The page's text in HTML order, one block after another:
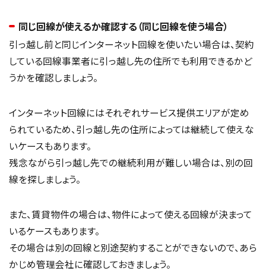
同じ回線が使えるか確認する（同じ回線を使う場合）
引っ越し前と同じインターネット回線を使いたい場合は、契約
している回線事業者に引っ越し先の住所でも利用できるかど
うかを確認しましょう。
インターネット回線にはそれぞれサービス提供エリアが定め
られているため、引っ越し先の住所によっては継続して使えな
いケースもあります。
残念ながら引っ越し先での継続利用が難しい場合は、別の回
線を探しましょう。
また、賃貸物件の場合は、物件によって使える回線が決まって
いるケースもあります。
その場合は別の回線と別途契約することができないので、あら
かじめ管理会社に確認しておきましょう。